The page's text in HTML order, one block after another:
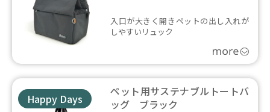
入口が大きく開きペットの出し入れが
しやすいリュック
Happy Days
ペット用サステナブルトートバ
ッグ ブラック